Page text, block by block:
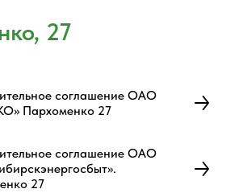
27
соглашение ОАО
Пархоменко 27
соглашение ОАО
27